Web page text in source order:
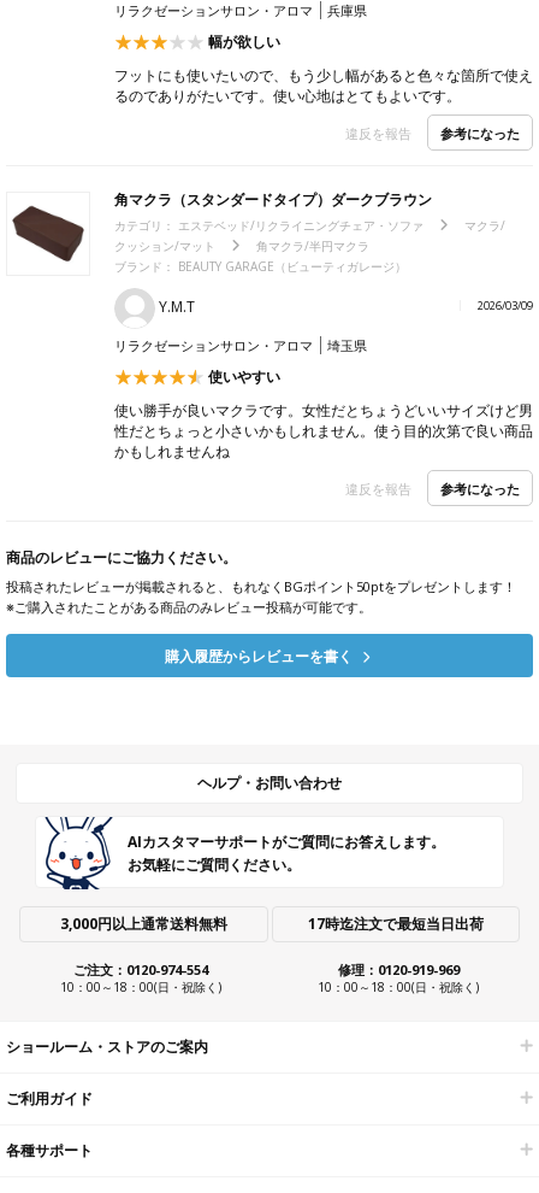
リラクゼーションサロン・アロマ 兵庫県
幅が欲しい
フットにも使いたいので、もう少し幅があると色々な箇所で使え
るのでありがたいです。使い心地はとてもよいです。
違反を報告 参考になった
角マクラ（スタンダードタイプ）ダークブラウン
カテゴリ： エステベッド/リクライニングチェア・ソファ
マクラ/
クッション/マット
角マクラ/半円マクラ
ブランド： BEAUTY GARAGE（ビューティガレージ）
Y.M.T 2026/03/09
リラクゼーションサロン・アロマ 埼玉県
使いやすい
使い勝手が良いマクラです。女性だとちょうどいいサイズけど男
性だとちょっと小さいかもしれません。使う目的次第で良い商品
かもしれませんね
違反を報告 参考になった
商品のレビューにご協力ください。
投稿されたレビューが掲載されると、もれなくBGポイント50ptをプレゼントします！
※ご購入されたことがある商品のみレビュー投稿が可能です。
購入履歴からレビューを書く
ヘルプ・お問い合わせ
AIカスタマーサポートがご質問にお答えします。
お気軽にご質問ください。
3,000円以上通常送料無料 17時迄注文で最短当日出荷
ご注文：0120-974-554
10：00～18：00(日・祝除く)
修理：0120-919-969
10：00～18：00(日・祝除く)
ショールーム・ストアのご案内
ご利用ガイド
各種サポート